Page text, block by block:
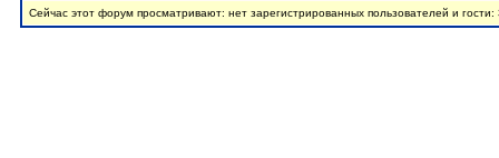
Сейчас этот форум просматривают: нет зарегистрированных пользователей и гости: